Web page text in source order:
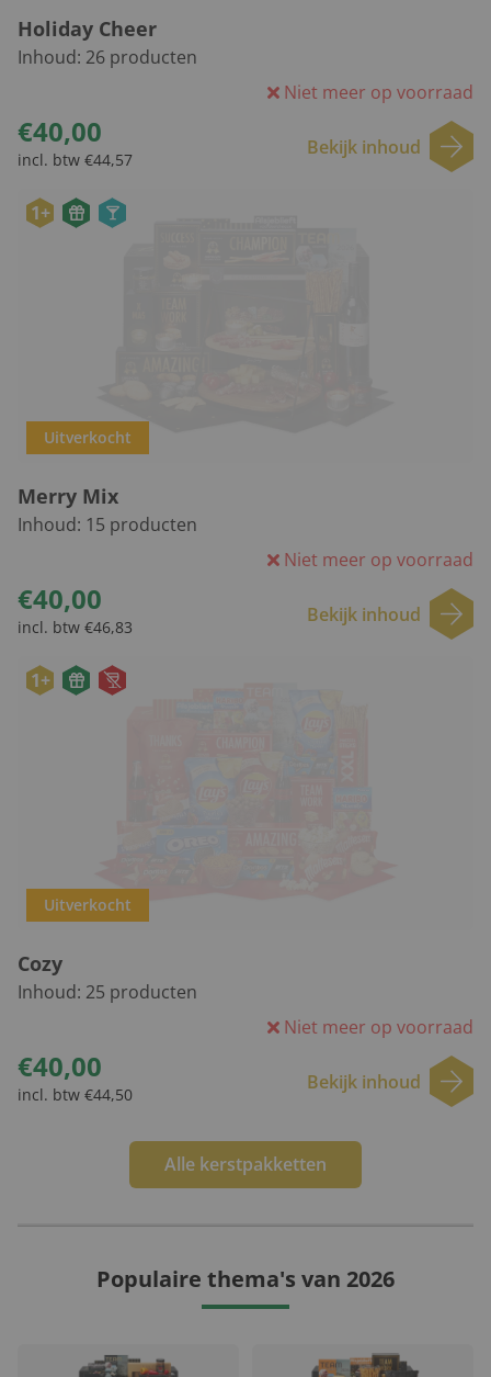
Holiday Cheer
Inhoud: 26 producten
Niet meer op voorraad
€40,00
incl. btw €44,57
Bekijk inhoud
1+
Uitverkocht
Merry Mix
Inhoud: 15 producten
Niet meer op voorraad
€40,00
incl. btw €46,83
Bekijk inhoud
1+
Uitverkocht
Cozy
Inhoud: 25 producten
Niet meer op voorraad
€40,00
incl. btw €44,50
Bekijk inhoud
Alle kerstpakketten
Populaire thema's van 2026